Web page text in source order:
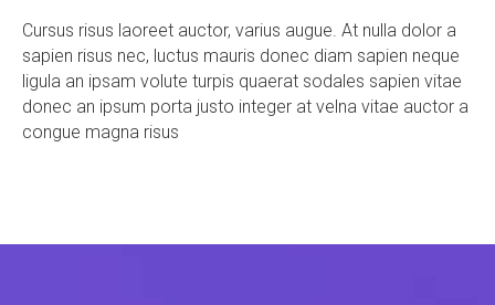
Cursus risus laoreet auctor, varius augue. At nulla dolor a
sapien risus nec, luctus mauris donec diam sapien neque
ligula an ipsam volute turpis quaerat sodales sapien vitae
donec an ipsum porta justo integer at velna vitae auctor a
congue magna risus